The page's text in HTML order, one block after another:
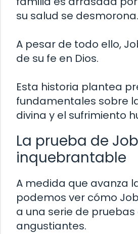
su salud se desmorona.
A pesar de todo ello,
de su fe en Dios.
Esta historia plantea
fundamentales sobre
divina y el sufrimiento
La prueba de
inquebrantable
A medida que avanza
podemos ver cómo
a una serie de
angustiantes.